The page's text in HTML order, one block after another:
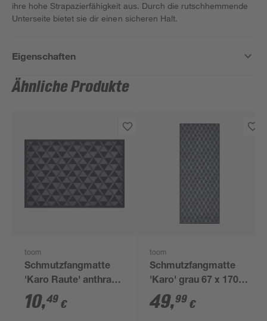
ihre hohe Strapazierfähigkeit aus. Durch die rutschhemmende
Unterseite bietet sie dir einen sicheren Halt.
Eigenschaften
Ähnliche Produkte
toom
Schmutzfangmatte
'Karo Raute' anthrazit
39 x 58 cm
10,49 €
toom
Schmutzfangmatte
'Karo' grau 67 x 170
cm
49,99 €